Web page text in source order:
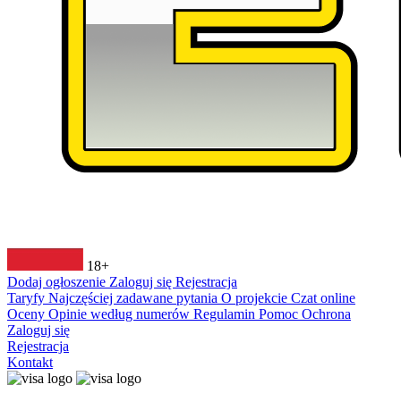
18+
Dodaj ogłoszenie Zaloguj się Rejestracja
Taryfy Najczęściej zadawane pytania O projekcie Czat online
Oceny Opinie według numerów Regulamin Pomoc Ochrona
Zaloguj się
Rejestracja
Kontakt